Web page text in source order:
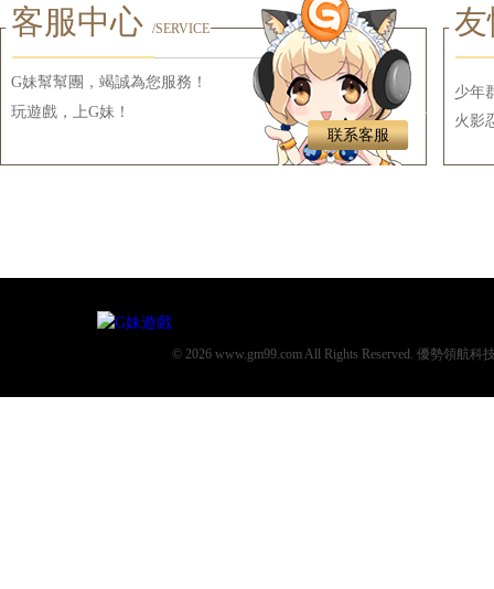
客服中心 /SERVICE
G妹幫幫團，竭誠為您服務！
玩遊戲，上G妹！
联系客服
少年
火影
© 2026 www.gm99.com All Rights Reserved. 優勢領航科